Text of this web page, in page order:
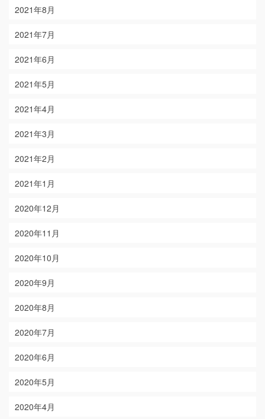
2021年8月
2021年7月
2021年6月
2021年5月
2021年4月
2021年3月
2021年2月
2021年1月
2020年12月
2020年11月
2020年10月
2020年9月
2020年8月
2020年7月
2020年6月
2020年5月
2020年4月